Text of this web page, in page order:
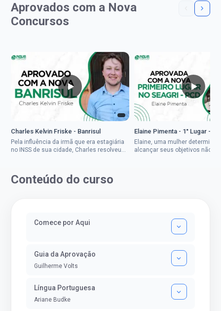
Aprovados com a Nova
Concursos
Charles Kelvin Friske - Banrisul
Pela influência da irmã que era estagiária
no INSS de sua cidade, Charles resolveu
Elaine Pimenta - 1° Lugar -
Elaine, uma mulher
alcançar seus objetivos não
Conteúdo do curso
Comece por Aqui
Guia da Aprovação
Guilherme Volts
Língua Portuguesa
Ariane Budke